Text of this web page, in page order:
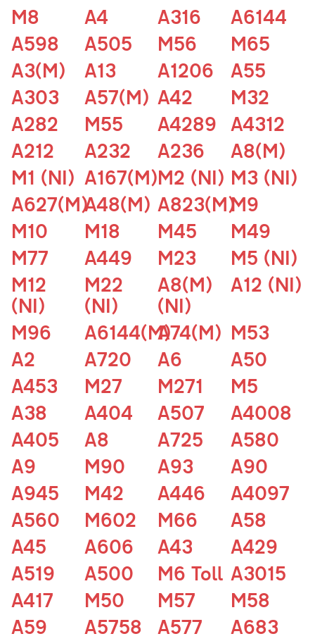
M8
A4 A316
A6144
A598
A505 M56
M65
A3(M)
A13 A1206
A55
A303
A57(M) A42
M32
A282
M55 A4289 A4312
A212
A232 A236
A8(M)
M1 (NI) A167(M)M2 (NI) M3 (NI)
A627(M)A48(M) A823(M)M9
M10
M18 M45
M49
M77
A449 M23
M5 (NI)
M12
(NI)
M22
(NI)
A8(M)
(NI)
A12 (NI)
M96
A6144(M)A74(M) M53
A2
A720 A6
A50
A453
M27 M271
M5
A38
A404 A507
A4008
A405
A8 A725
A580
A9
M90 A93
A90
A945
M42 A446
A4097
A560
M602 M66
A58
A45
A606 A43
A429
A519
A500 M6 Toll A3015
A417
M50 M57
M58
A59
A5758 A577 A683